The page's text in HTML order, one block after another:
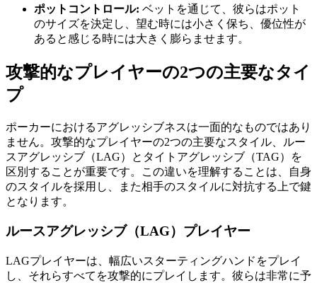
ポットコントロール: ベットを通じて、彼らはポット
のサイズを決定し、望む時には小さく保ち、優位性が
あると感じる時には大きく膨らませます。
攻撃的なプレイヤーの2つの主要なタイ
プ
ポーカーにおけるアグレッシブネスは一面的なものではあり
ません。攻撃的なプレイヤーの2つの主要なスタイル、ルー
スアグレッシブ（LAG）とタイトアグレッシブ（TAG）を
区別することが重要です。この違いを理解することは、自身
のスタイルを採用し、また相手のスタイルに対抗する上で鍵
となります。
ルースアグレッシブ（LAG）プレイヤー
LAGプレイヤーは、幅広いスターティングハンドをプレイ
し、それらすべてを攻撃的にプレイします。彼らは非常に予